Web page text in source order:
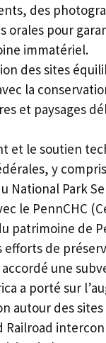
des
orales pour
immatériel.
des sites
la
et paysages
et le soutien
y
National Park
le PennCHC
patrimoine de
de
une
a porté sur
autour des sites
Railroad